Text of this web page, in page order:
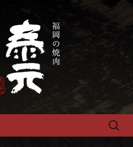
農家直送の厳選黒
める焼肉店
選肉が自慢の福岡市
検